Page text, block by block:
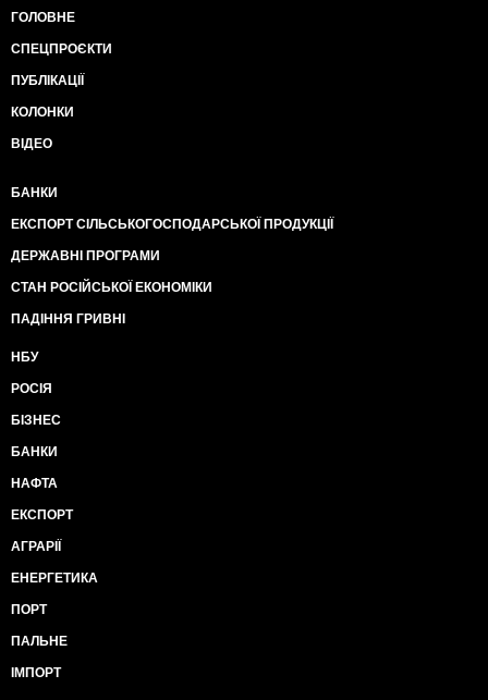
ГОЛОВНЕ
СПЕЦПРОЄКТИ
ПУБЛІКАЦІЇ
КОЛОНКИ
ВІДЕО
БАНКИ
ЕКСПОРТ СІЛЬСЬКОГОСПОДАРСЬКОЇ ПРОДУКЦІЇ
ДЕРЖАВНІ ПРОГРАМИ
СТАН РОСІЙСЬКОЇ ЕКОНОМІКИ
ПАДІННЯ ГРИВНІ
НБУ
РОСІЯ
БІЗНЕС
БАНКИ
НАФТА
ЕКСПОРТ
АГРАРІЇ
ЕНЕРГЕТИКА
ПОРТ
ПАЛЬНЕ
ІМПОРТ